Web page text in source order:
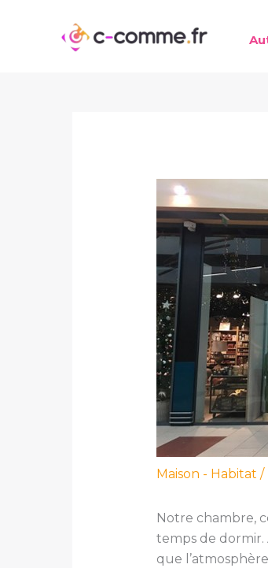
Maison - Habitat /
Notre chambre,
temps de dormir.
que